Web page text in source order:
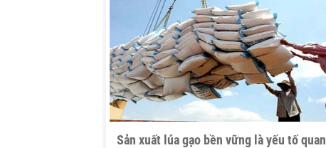
Sản xuất lúa gạo bền vững là yếu tố quan